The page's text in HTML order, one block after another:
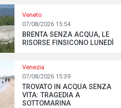
Veneto
07/08/2026 15:54
BRENTA SENZA ACQUA, LE
RISORSE FINSICONO LUNEDÌ
Venezia
07/08/2026 15:39
TROVATO IN ACQUA SENZA
VITA: TRAGEDIA A
SOTTOMARINA